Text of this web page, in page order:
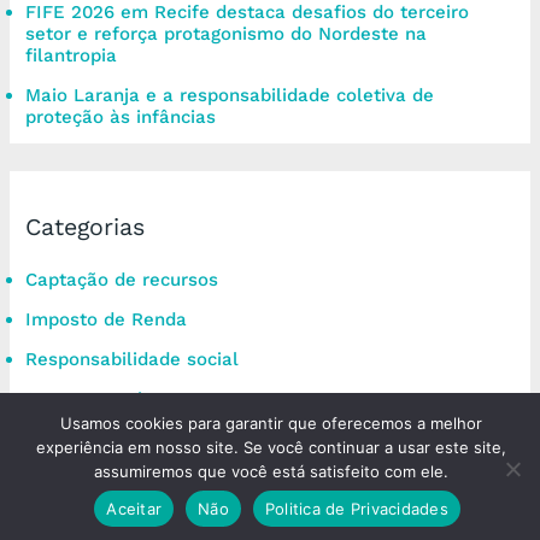
FIFE 2026 em Recife destaca desafios do terceiro
setor e reforça protagonismo do Nordeste na
filantropia
Maio Laranja e a responsabilidade coletiva de
proteção às infâncias
Categorias
Captação de recursos
Imposto de Renda
Responsabilidade social
Sem categoria
Voluntariado Corporativo
Usamos cookies para garantir que oferecemos a melhor
experiência em nosso site. Se você continuar a usar este site,
assumiremos que você está satisfeito com ele.
Aceitar
Não Politica de Privacidades